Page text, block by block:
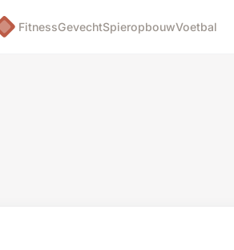
FitnessGevechtSpieropbouwVoetbal